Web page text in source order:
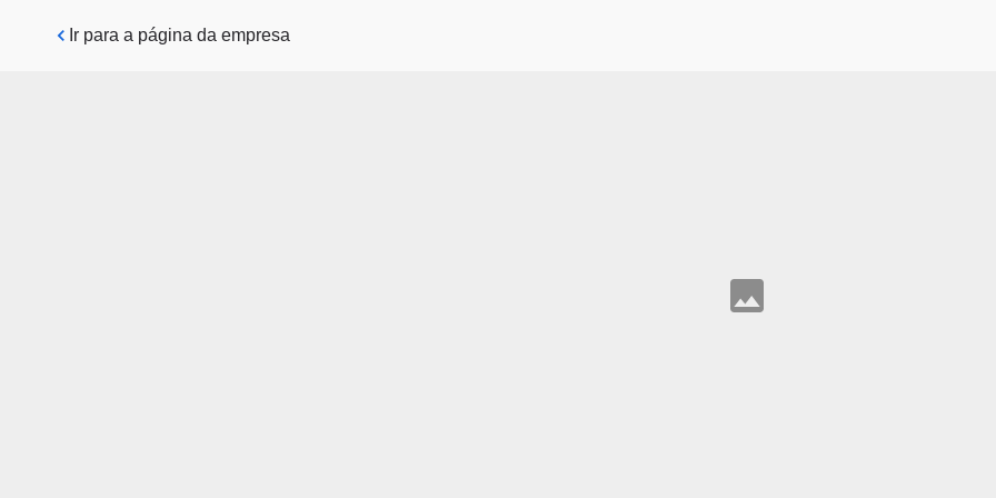
Pular para o conteúdo principal
Ir para a página da empresa